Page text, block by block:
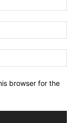
browser for the